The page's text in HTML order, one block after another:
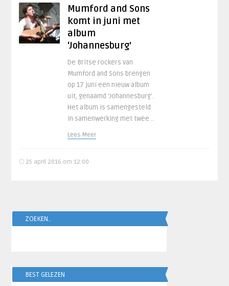
Mumford and Sons
komt in juni met
album
‘Johannesburg’
De Britse rockers van
Mumford and Sons brengen
op 17 juni een nieuw album
uit, genaamd ‘Johannesburg’.
Het album is samengesteld
in samenwerking met twee ..
Lees Meer
25 april 2016 om 12:00
ZOEKEN..
BEST GELEZEN